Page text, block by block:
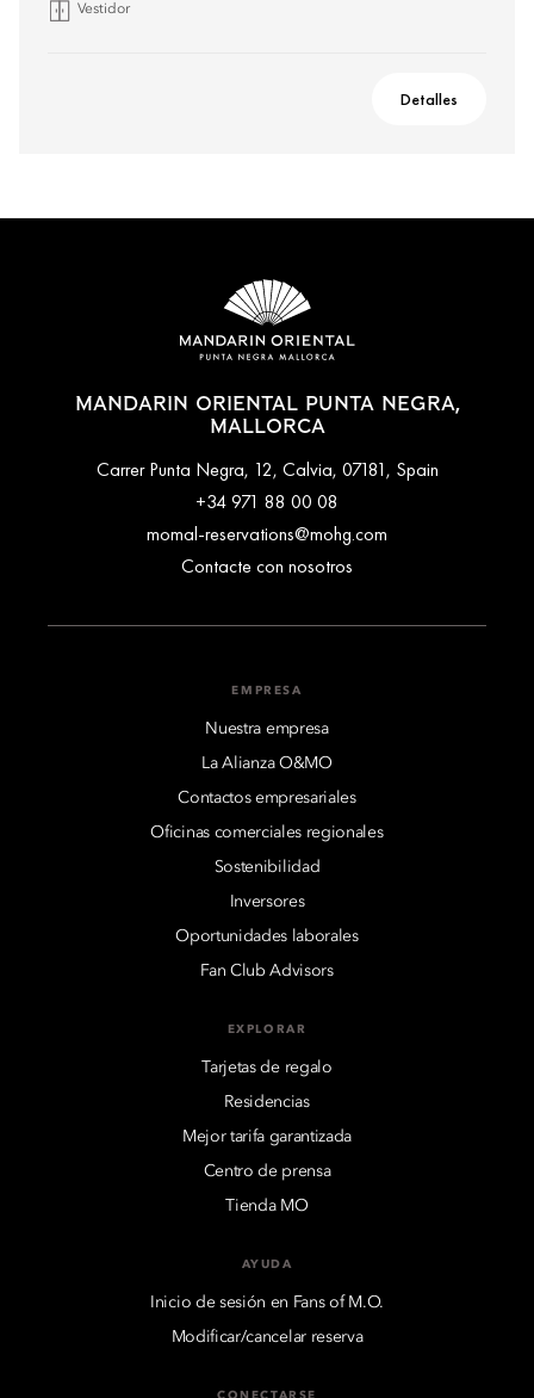
Vestidor
Detalles
MANDARIN ORIENTAL PUNTA NEGRA,
MALLORCA
Carrer Punta Negra, 12, Calvia, 07181, Spain
+34 971 88 00 08
momal-reservations@mohg.com
Contacte con nosotros
EMPRESA
Nuestra empresa
La Alianza O&MO
Contactos empresariales
Oficinas comerciales regionales
Sostenibilidad
Inversores
Oportunidades laborales
Fan Club Advisors
EXPLORAR
Tarjetas de regalo
Residencias
Mejor tarifa garantizada
Centro de prensa
Tienda MO
AYUDA
Inicio de sesión en Fans of M.O.
Modificar/cancelar reserva
CONECTARSE